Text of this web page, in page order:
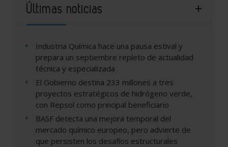
Últimas noticias
Industria Química hace una pausa estival y
prepara un septiembre repleto de actualidad
técnica y especializada
El Gobierno destina 233 millones a tres
proyectos estratégicos de hidrógeno verde,
con Repsol como principal beneficiario
BASF detecta una mejora temporal del
mercado químico europeo, pero advierte de
que persisten los desafíos estructurales